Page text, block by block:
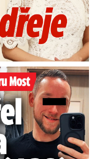
Dominik (†28)